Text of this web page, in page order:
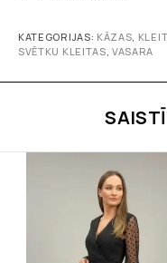
KATEGORIJAS: KĀZAS,
SVĒTKU KLEITAS, VASARA